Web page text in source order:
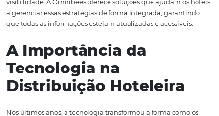
de receita. É fundamental realizar uma análise
cada canal disponível, avaliando seu potencial de
Um bom ponto de partida é segmentar os canais com
tipo de hóspede que você deseja atrair. Por exemplo, se
em viagens de negócios, canais que atendem a esse
mais eficazes. Por outro lado, para turismo de lazer,